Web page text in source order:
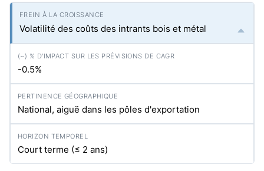
Volatilité des coûts des intrants bois et métal
-0.5%
National, aiguë dans les pôles d'exportation
Court terme (≤ 2 ans)